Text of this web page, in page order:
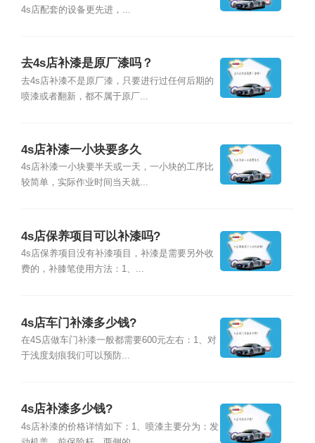
4s店配套的设备更先进，...
去4s店补漆是原厂漆吗？
去4s店补漆不是原厂漆，只要进行过任何后期的
喷漆或者翻新，都不属于原厂...
4s店补漆一小块要多久
4s店补漆一小块要半天或一天，一小块的工序比
较简单，实际作业时间当天就...
4s店保养项目可以补漆吗?
4s店保养项目没有补漆项目，补漆是需要另外收
费的，补膝笔使用方法：1、...
4s店车门补漆多少钱?
在4S店做车门补漆一般都需要600元左右：1、对
于浅度划痕我们可以预防...
4s店补漆多少钱?
4s店补漆的价格详情如下：1、喷漆主要分为：发